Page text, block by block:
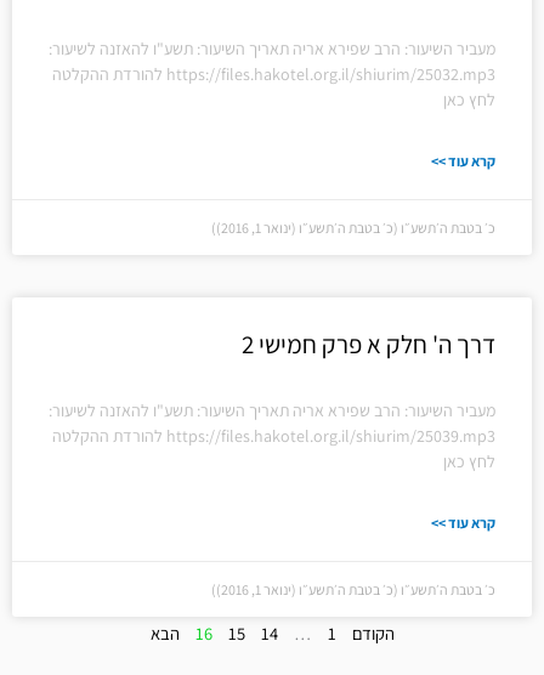
מעביר השיעור: הרב שפירא אריה תאריך השיעור: תשע"ו להאזנה לשיעור:
https://files.hakotel.org.il/shiurim/25032.mp3 להורדת ההקלטה
לחץ כאן
קרא עוד >>
כ׳ בטבת ה׳תשע״ו (כ׳ בטבת ה׳תשע״ו (ינואר 1, 2016))
דרך ה' חלק א פרק חמישי 2
מעביר השיעור: הרב שפירא אריה תאריך השיעור: תשע"ו להאזנה לשיעור:
https://files.hakotel.org.il/shiurim/25039.mp3 להורדת ההקלטה
לחץ כאן
קרא עוד >>
כ׳ בטבת ה׳תשע״ו (כ׳ בטבת ה׳תשע״ו (ינואר 1, 2016))
הקודם 1
…
14
15
16 הבא